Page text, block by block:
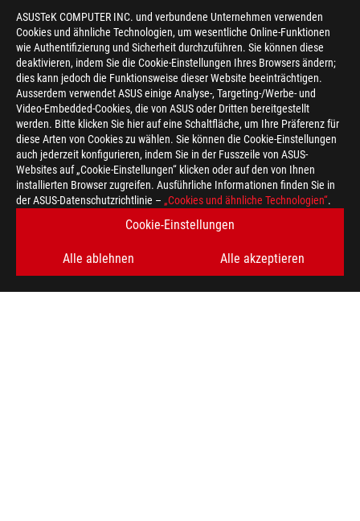
ASUSTeK COMPUTER INC. und verbundene Unternehmen verwenden
Cookies und ähnliche Technologien, um wesentliche Online-Funktionen
wie Authentifizierung und Sicherheit durchzuführen. Sie können diese
deaktivieren, indem Sie die Cookie-Einstellungen Ihres Browsers ändern;
dies kann jedoch die Funktionsweise dieser Website beeinträchtigen.
Ausserdem verwendet ASUS einige Analyse-, Targeting-/Werbe- und
Video-Embedded-Cookies, die von ASUS oder Dritten bereitgestellt
werden. Bitte klicken Sie hier auf eine Schaltfläche, um Ihre Präferenz für
diese Arten von Cookies zu wählen. Sie können die Cookie-Einstellungen
auch jederzeit konfigurieren, indem Sie in der Fusszeile von ASUS-
Websites auf „Cookie-Einstellungen“ klicken oder auf den von Ihnen
installierten Browser zugreifen. Ausführliche Informationen finden Sie in
der ASUS-Datenschutzrichtlinie – „Cookies und ähnliche Technologien“.
Cookie-Einstellungen
Alle ablehnen Alle akzeptieren